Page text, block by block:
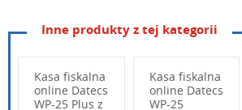
Quick start eService do aplikacji
Inne produkty z tej kategorii
Kasa fiskalna
online Datecs
WP-25 Plus z
Kasa fiskalna
online Datecs
WP-25